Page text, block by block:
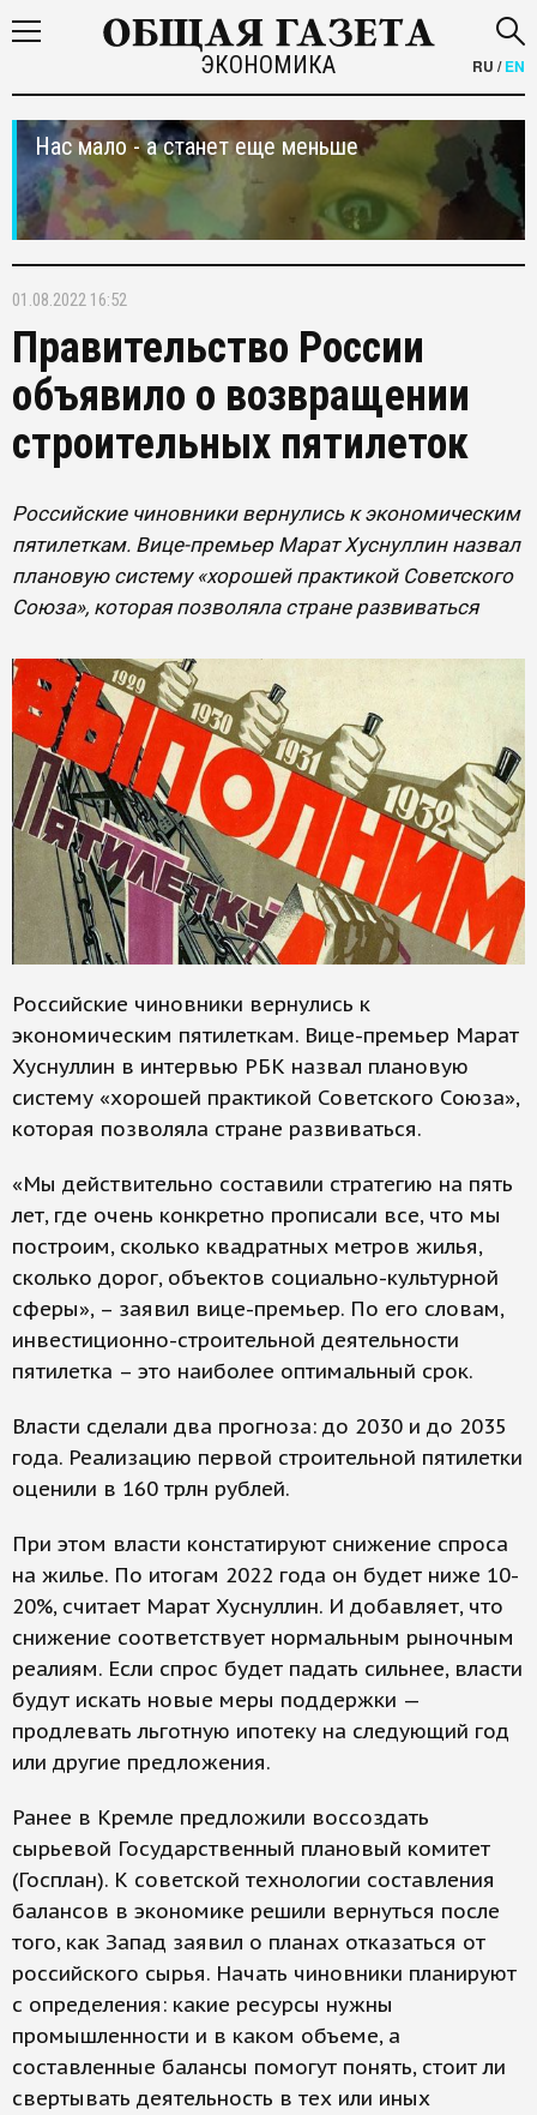
ЭКОНОМИКА RU /EN
Нас мало - а станет еще меньше
01.08.2022 16:52
Правительство России
объявило о возвращении
строительных пятилеток
Российские чиновники вернулись к экономическим
пятилеткам. Вице-премьер Марат Хуснуллин назвал
плановую систему «хорошей практикой Советского
Союза», которая позволяла стране развиваться
Российские чиновники вернулись к
экономическим пятилеткам. Вице-премьер Марат
Хуснуллин в интервью РБК назвал плановую
систему «хорошей практикой Советского Союза»,
которая позволяла стране развиваться.
«Мы действительно составили стратегию на пять
лет, где очень конкретно прописали все, что мы
построим, сколько квадратных метров жилья,
сколько дорог, объектов социально-культурной
сферы», – заявил вице-премьер. По его словам,
инвестиционно-строительной деятельности
пятилетка – это наиболее оптимальный срок.
Власти сделали два прогноза: до 2030 и до 2035
года. Реализацию первой строительной пятилетки
оценили в 160 трлн рублей.
При этом власти констатируют снижение спроса
на жилье. По итогам 2022 года он будет ниже 10-
20%, считает Марат Хуснуллин. И добавляет, что
снижение соответствует нормальным рыночным
реалиям. Если спрос будет падать сильнее, власти
будут искать новые меры поддержки —
продлевать льготную ипотеку на следующий год
или другие предложения.
Ранее в Кремле предложили воссоздать
сырьевой Государственный плановый комитет
(Госплан). К советской технологии составления
балансов в экономике решили вернуться после
того, как Запад заявил о планах отказаться от
российского сырья. Начать чиновники планируют
с определения: какие ресурсы нужны
промышленности и в каком объеме, а
составленные балансы помогут понять, стоит ли
свертывать деятельность в тех или иных